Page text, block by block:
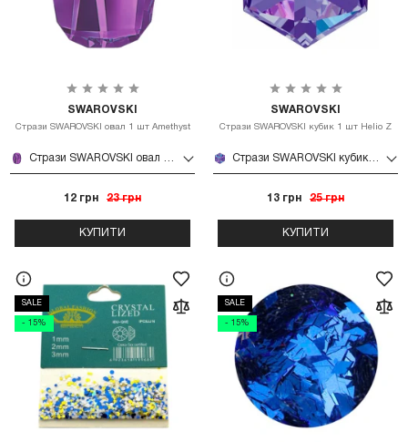
SWAROVSKI
Стрази SWAROVSKI овал 1 шт Amethyst
Стрази SWAROVSKI овал 1 шт Amethyst
12 грн 23 грн
КУПИТИ
SWAROVSKI
Стрази SWAROVSKI кубик 1 шт Helio Z
Стрази SWAROVSKI кубик 1 шт Helio Z
13 грн 25 грн
КУПИТИ
SALE
- 15%
SALE
- 15%